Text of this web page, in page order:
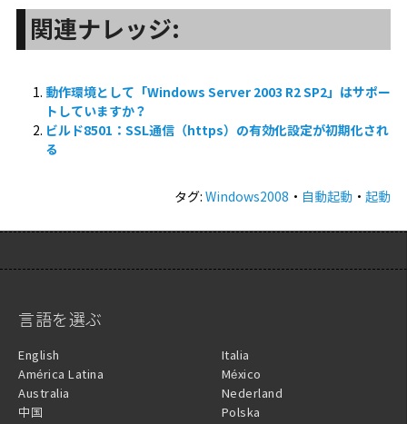
関連ナレッジ:
動作環境として「Windows Server 2003 R2 SP2」はサポー
トしていますか？
ビルド8501：SSL通信（https）の有効化設定が初期化され
る
タグ:Windows2008 ・ 自動起動 ・起動
言語を選ぶ
English
América Latina
Australia
中国
Italia
México
Nederland
Polska